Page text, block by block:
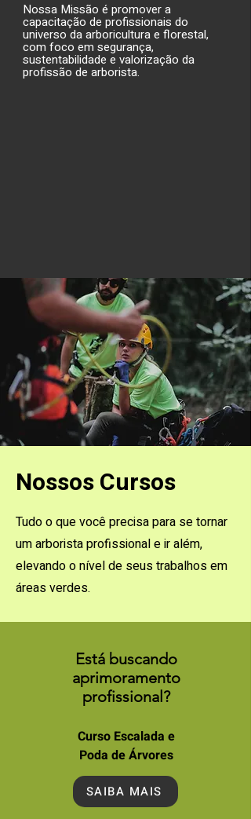
Nossa Missão é promover a
capacitação de profissionais do
universo da arboricultura e florestal,
com foco em segurança,
sustentabilidade e valorização da
profissão de arborista.
Nossos Cursos
Tudo o que você precisa para se tornar
um arborista profissional e ir além,
elevando o nível de seus trabalhos em
áreas verdes.
Está buscando
aprimoramento
profissional?
Curso Escalada e
Poda de Árvores
SAIBA MAIS